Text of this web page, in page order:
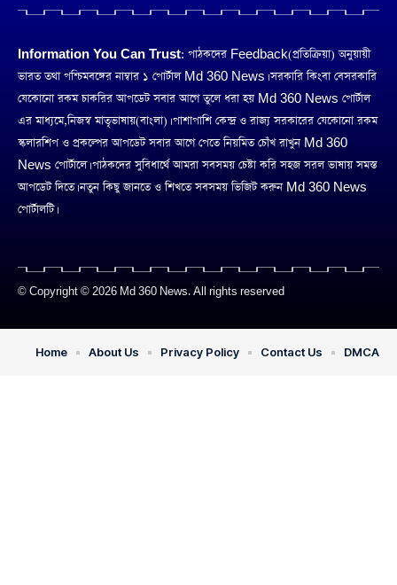
Information You Can Trust: পাঠকদের Feedback(প্রতিক্রিয়া) অনুয়ায়ী
ভারত তথা পশ্চিমবঙ্গের নাম্বার ১ পোর্টাল Md 360 News। সরকারি কিংবা বেসরকারি
যেকোনো রকম চাকরির আপডেট সবার আগে তুলে ধরা হয় Md 360 News পোর্টাল
এর মাধ্যমে,নিজস্ব মাতৃভাষায়(বাংলা)। পাশাপাশি কেন্দ্র ও রাজ্য সরকারের যেকোনো রকম
স্কলারশিপ ও প্রকল্পের আপডেট সবার আগে পেতে নিয়মিত চোঁখ রাখুন Md 360
News পোর্টালে। পাঠকদের সুবিধার্থে আমরা সবসময় চেষ্টা করি সহজ সরল ভাষায় সমস্ত
আপডেট দিতে। নতুন কিছু জানতে ও শিখতে সবসময় ভিজিট করুন Md 360 News
পোর্টালটি।
© Copyright © 2026 Md 360 News. All rights reserved
Home About Us Privacy Policy Contact Us DMCA